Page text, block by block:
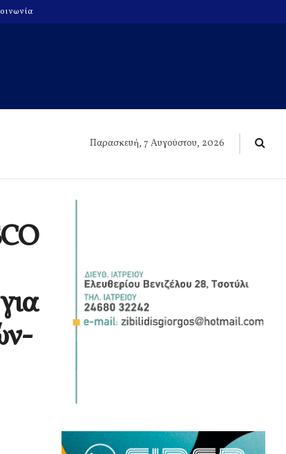
Παρασκευή, 7 Αυγούστου, 2026